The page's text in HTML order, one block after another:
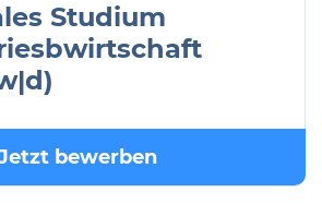
Studium
bewerben